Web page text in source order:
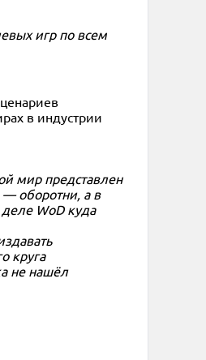
игр по всем
в индустрии
мир представлен
оборотни, а в
WoD куда
круга
не нашёл